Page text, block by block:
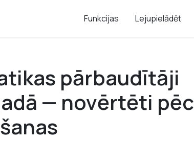
Funkcijas Lejupielādēt
pārbaudītāji
— novērtēti pēc